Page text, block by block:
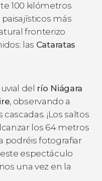
100 kilómetros
más
fronterizo
las Cataratas
del río Niágara
, observando a
¡Los saltos
los 64 metros
podréis fotografiar
espectáculo
una vez en la